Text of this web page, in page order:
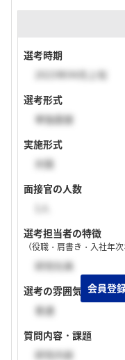
選考時期
2023年04月上旬
選考形式
単独面接
実施形式
対面
面接官の人数
選考担当者の特徴
（役職・肩書き・入社年次
研究社員
選考の雰囲気
普通
質問内容・課題
研究内容